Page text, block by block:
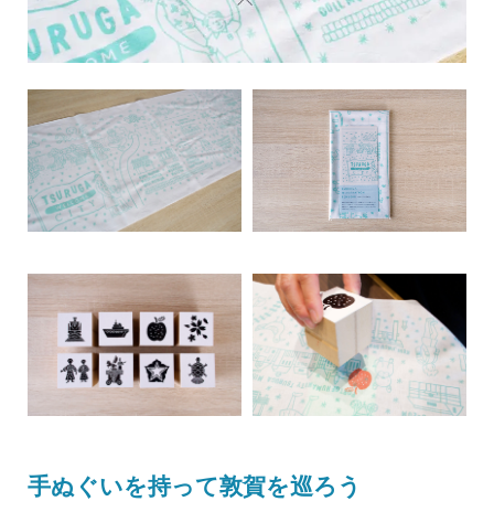
手ぬぐいを持って敦賀を巡ろう